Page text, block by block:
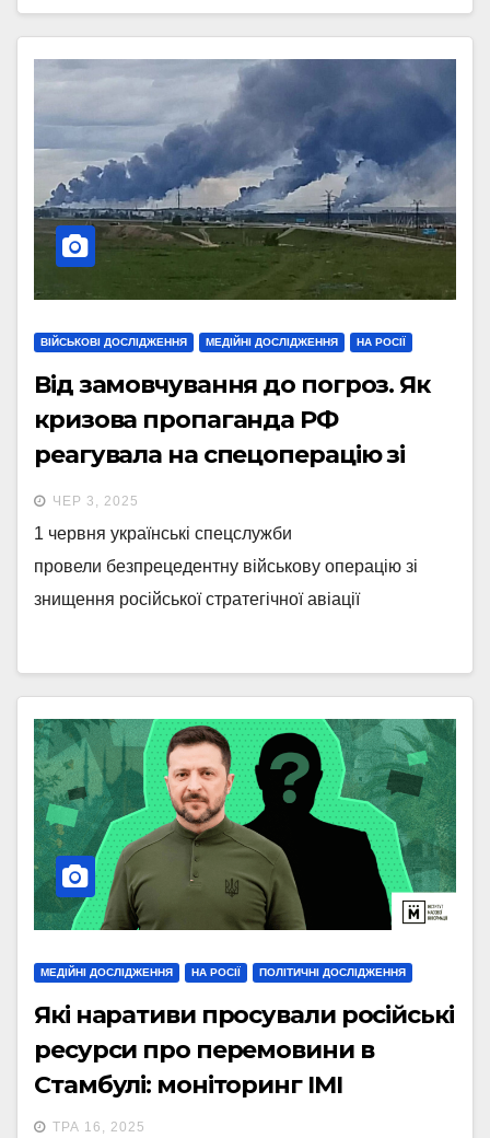
ВІЙСЬКОВІ ДОСЛІДЖЕННЯ МЕДІЙНІ ДОСЛІДЖЕННЯ НА РОСІЇ
Від замовчування до погроз. Як
кризова пропаганда РФ
реагувала на спецоперацію зі
знищення бомбардувальників
ЧЕР 3, 2025
1 червня українські спецслужби
провели безпрецедентну військову операцію зі
знищення російської стратегічної авіації
МЕДІЙНІ ДОСЛІДЖЕННЯ НА РОСІЇ ПОЛІТИЧНІ ДОСЛІДЖЕННЯ
Які наративи просували російські
ресурси про перемовини в
Стамбулі: моніторинг ІМІ
ТРА 16, 2025